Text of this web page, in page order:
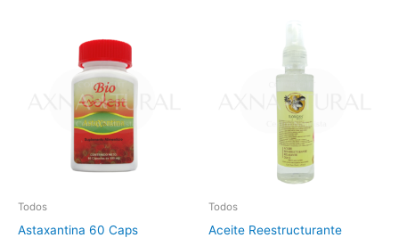
Todos
Astaxantina 60 Caps
Todos
Aceite Reestructurante